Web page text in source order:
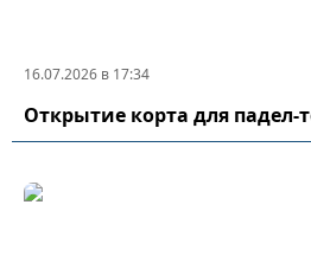
16.07.2026 в 17:34
Открытие корта для падел-